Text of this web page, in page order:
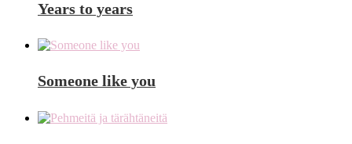
Years to years
Someone like you